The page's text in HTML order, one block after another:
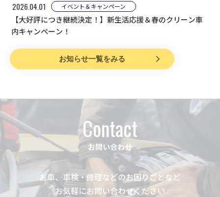
2026.04.01 イベント＆キャンペーン
【大好評につき継続決定！】新生活応援＆春のクリーン車
内キャンペーン！
お知らせ一覧をみる
Contact
お問い合わせ
お車、車検・修理などのお困りごとなど
お気軽にお問い合わせください